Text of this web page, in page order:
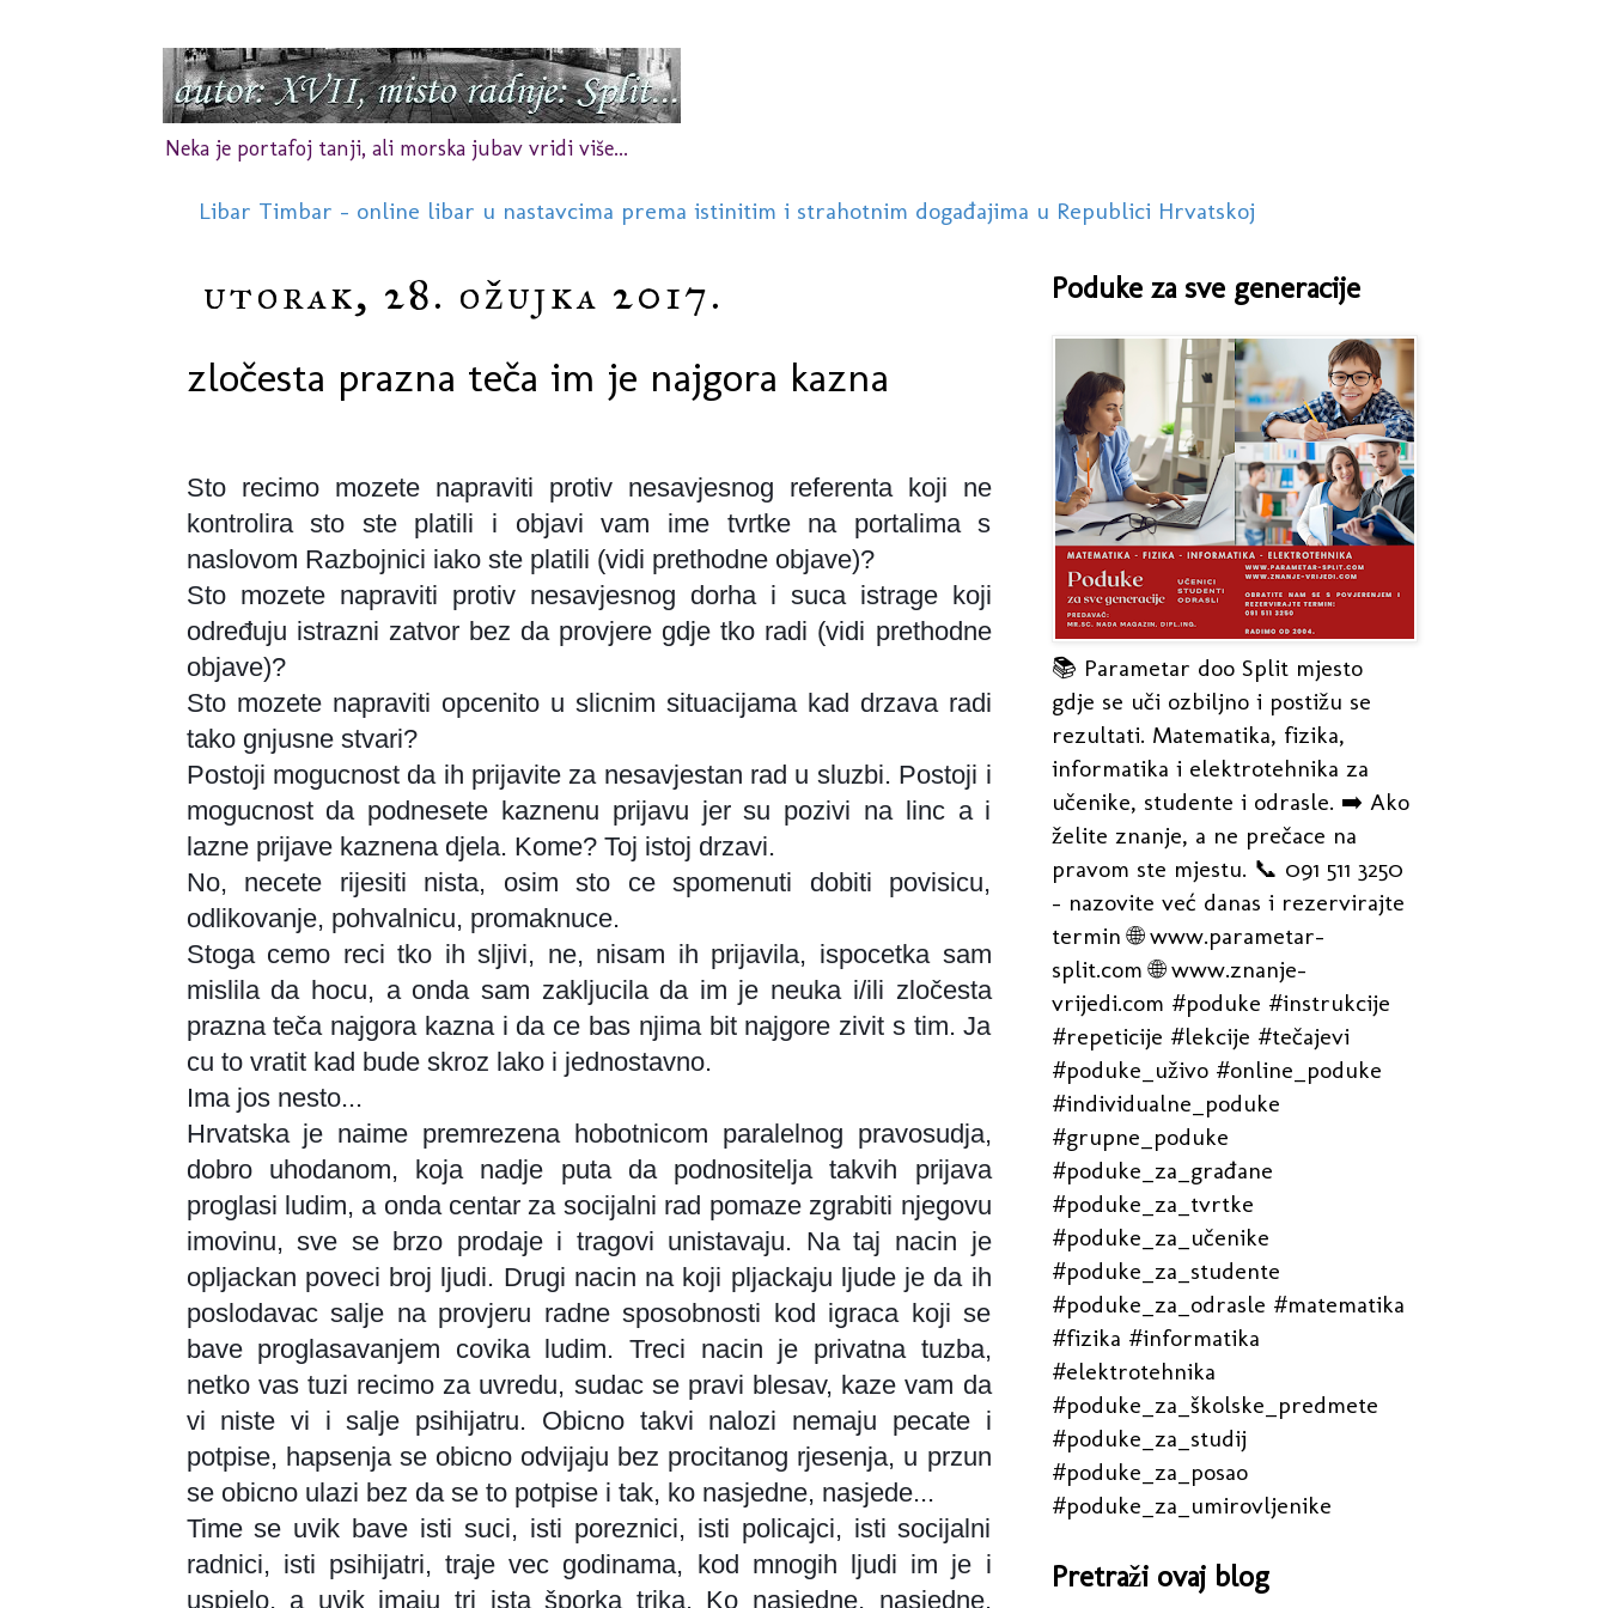
Neka je portafoj tanji, ali morska jubav vridi više...
Libar Timbar - online libar u nastavcima prema istinitim i strahotnim događajima u Republici Hrvatskoj
utorak, 28. ožujka 2017.
zločesta prazna teča im je najgora kazna
Sto recimo mozete napraviti protiv nesavjesnog referenta koji ne
kontrolira sto ste platili i objavi vam ime tvrtke na portalima s
naslovom Razbojnici iako ste platili (vidi prethodne objave)?
Sto mozete napraviti protiv nesavjesnog dorha i suca istrage koji
određuju istrazni zatvor bez da provjere gdje tko radi (vidi prethodne
objave)?
Sto mozete napraviti opcenito u slicnim situacijama kad drzava radi
tako gnjusne stvari?
Postoji mogucnost da ih prijavite za nesavjestan rad u sluzbi. Postoji i
mogucnost da podnesete kaznenu prijavu jer su pozivi na linc a i
lazne prijave kaznena djela. Kome? Toj istoj drzavi.
No, necete rijesiti nista, osim sto ce spomenuti dobiti povisicu,
odlikovanje, pohvalnicu, promaknuce.
Stoga cemo reci tko ih sljivi, ne, nisam ih prijavila, ispocetka sam
mislila da hocu, a onda sam zakljucila da im je neuka i/ili zločesta
prazna teča najgora kazna i da ce bas njima bit najgore zivit s tim. Ja
cu to vratit kad bude skroz lako i jednostavno.
Ima jos nesto...
Hrvatska je naime premrezena hobotnicom paralelnog pravosudja,
dobro uhodanom, koja nadje puta da podnositelja takvih prijava
proglasi ludim, a onda centar za socijalni rad pomaze zgrabiti njegovu
imovinu, sve se brzo prodaje i tragovi unistavaju. Na taj nacin je
opljackan poveci broj ljudi. Drugi nacin na koji pljackaju ljude je da ih
poslodavac salje na provjeru radne sposobnosti kod igraca koji se
bave proglasavanjem covika ludim. Treci nacin je privatna tuzba,
netko vas tuzi recimo za uvredu, sudac se pravi blesav, kaze vam da
vi niste vi i salje psihijatru. Obicno takvi nalozi nemaju pecate i
potpise, hapsenja se obicno odvijaju bez procitanog rjesenja, u przun
se obicno ulazi bez da se to potpise i tak, ko nasjedne, nasjede...
Time se uvik bave isti suci, isti poreznici, isti policajci, isti socijalni
radnici, isti psihijatri, traje vec godinama, kod mnogih ljudi im je i
uspjelo, a uvik imaju tri ista šporka trika. Ko nasjedne, nasjedne.
Poduke za sve generacije
📚 Parametar doo Split mjesto
gdje se uči ozbiljno i postižu se
rezultati. Matematika, fizika,
informatika i elektrotehnika za
učenike, studente i odrasle. ➡️ Ako
želite znanje, a ne prečace na
pravom ste mjestu. 📞 091 511 3250
- nazovite već danas i rezervirajte
termin 🌐 www.parametar-
split.com 🌐 www.znanje-
vrijedi.com #poduke #instrukcije
#repeticije #lekcije #tečajevi
#poduke_uživo #online_poduke
#individualne_poduke
#grupne_poduke
#poduke_za_građane
#poduke_za_tvrtke
#poduke_za_učenike
#poduke_za_studente
#poduke_za_odrasle #matematika
#fizika #informatika
#elektrotehnika
#poduke_za_školske_predmete
#poduke_za_studij
#poduke_za_posao
#poduke_za_umirovljenike
Pretraži ovaj blog